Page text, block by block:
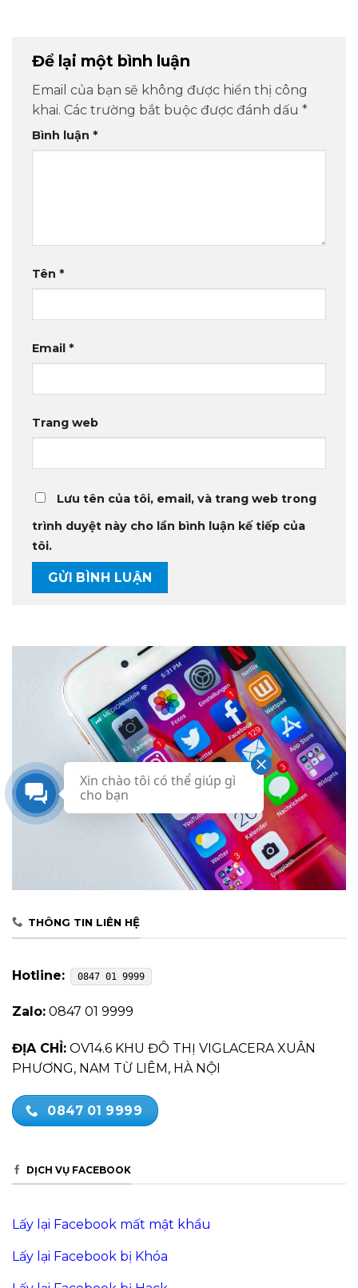
Để lại một bình luận
Email của bạn sẽ không được hiển thị công
khai. Các trường bắt buộc được đánh dấu *
Bình luận *
Tên *
Email *
Trang web
Lưu tên của tôi, email, và trang web trong
trình duyệt này cho lần bình luận kế tiếp của
tôi.
THÔNG TIN LIÊN HỆ
Hotline: 0847 01 9999
Zalo: 0847 01 9999
ĐỊA CHỈ: OV14.6 KHU ĐÔ THỊ VIGLACERA XUÂN
PHƯƠNG, NAM TỪ LIÊM, HÀ NỘI
0847 01 9999
DỊCH VỤ FACEBOOK
Lấy lại Facebook mất mật khẩu
Lấy lại Facebook bị Khóa
Xin chào tôi có thể giúp gì
cho bạn